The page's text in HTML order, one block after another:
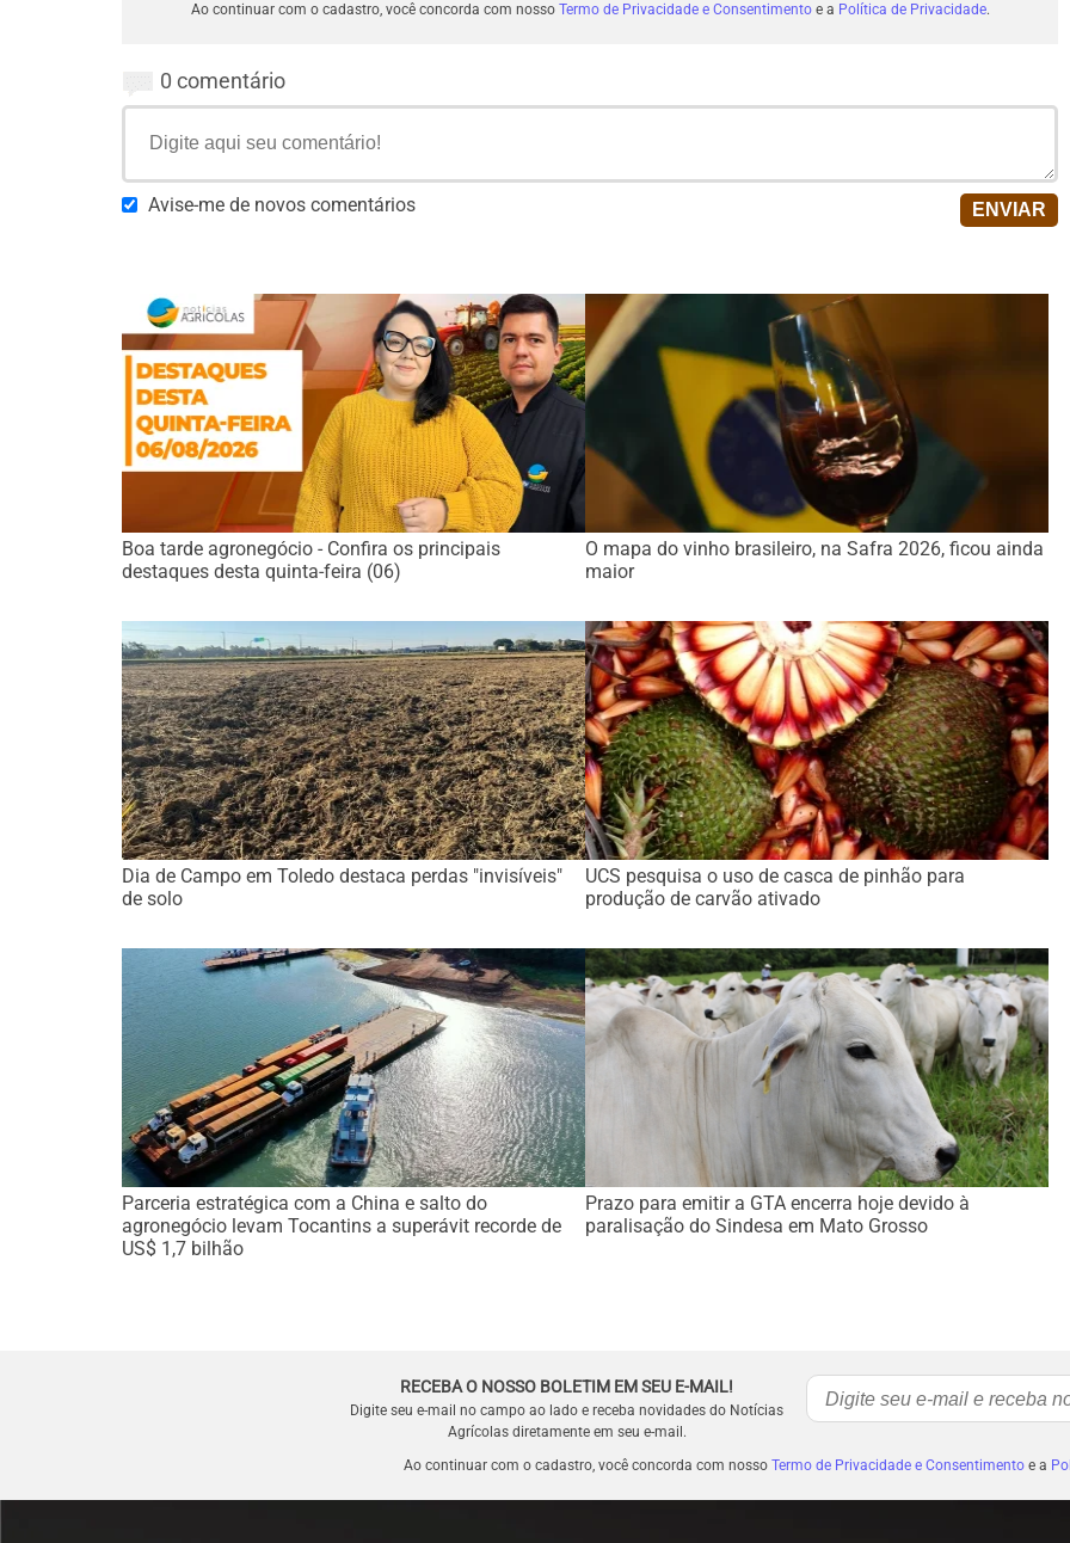
Ao continuar com o cadastro, você concorda com nosso Termo de Privacidade e Consentimentoe a Política de Privacidade.
0 comentário
Avise-me de novos comentários
Boa tarde agronegócio - Confira os principais
destaques desta quinta-feira (06)
O mapa do vinho brasileiro, na Safra 2026, ficou ainda
maior
Dia de Campo em Toledo destaca perdas "invisíveis"
de solo
UCS pesquisa o uso de casca de pinhão para
produção de carvão ativado
Parceria estratégica com a China e salto do
agronegócio levam Tocantins a superávit recorde de
US$ 1,7 bilhão
Prazo para emitir a GTA encerra hoje devido à
paralisação do Sindesa em Mato Grosso
RECEBA O NOSSO BOLETIM EM SEU E-MAIL!
Digite seu e-mail no campo ao lado e receba novidades do Notícias
Agrícolas diretamente em seu e-mail.
Ao continuar com o cadastro, você concorda com nosso Termo de Privacidade e Consentimentoe a